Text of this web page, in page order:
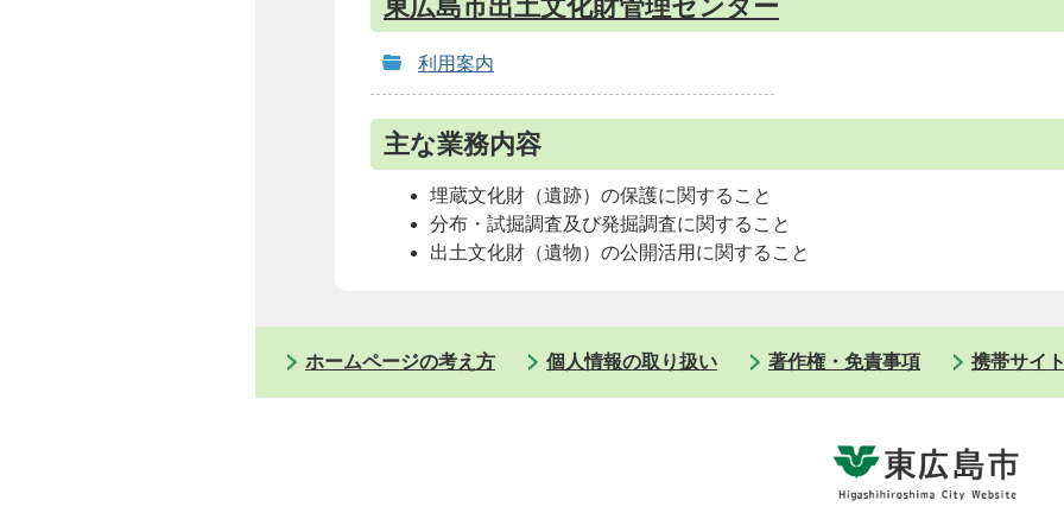
東広島市出土文化財管理センター
利用案内
主な業務内容
埋蔵文化財（遺跡）の保護に関すること
分布・試掘調査及び発掘調査に関すること
出土文化財（遺物）の公開活用に関すること
ホームページの考え方 個人情報の取り扱い 著作権・免責事項 携帯サイ